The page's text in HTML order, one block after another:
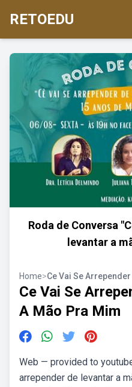
RETOEDU
Roda de Conversa
levantar a
Home>Ce Vai Se
Ce Vai Se
A Mão Pra Mim
Web — provided to
arrepender de levantar a